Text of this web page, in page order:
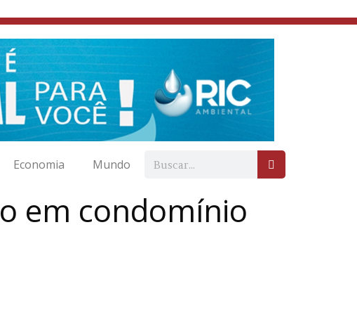
Economia Mundo
em condomínio